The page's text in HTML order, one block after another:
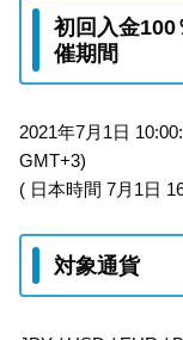
初回入金100
催期間
2021年7月1日
GMT+3)
( 日本時間 7月1日
対象通貨